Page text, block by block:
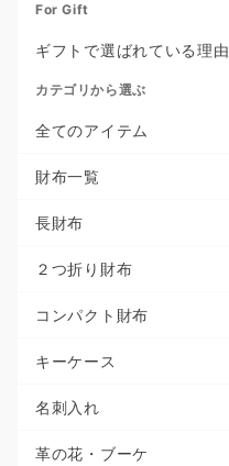
For Gift
ギフトで選ばれている理由
カテゴリから選ぶ
全てのアイテム
財布一覧
長財布
２つ折り財布
コンパクト財布
キーケース
名刺入れ
革の花・ブーケ